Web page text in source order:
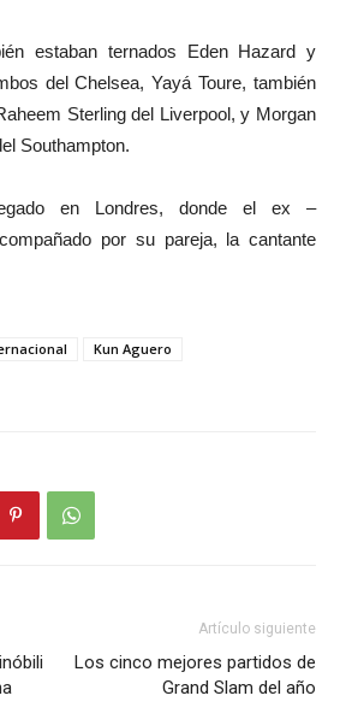
estaban ternados Eden Hazard y
del Chelsea, Yayá Toure, también
Sterling del Liverpool, y Morgan
Southampton.
en Londres, donde el ex –
por su pareja, la cantante
Kun Aguero
Artículo siguiente
Los cinco mejores partidos de
Grand Slam del año